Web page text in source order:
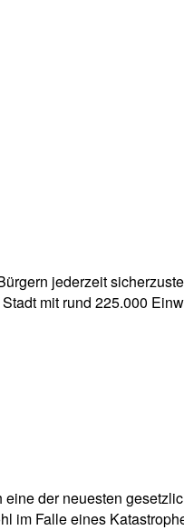
jederzeit
mit rund 225.000
der neuesten
im Falle eines